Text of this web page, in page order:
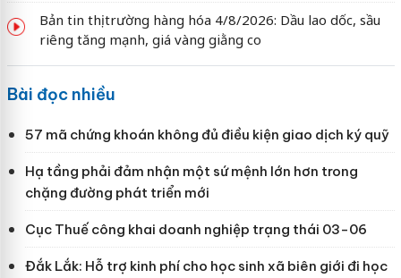
Bản tin thị trường hàng hóa 4/8/2026: Dầu lao dốc, sầu
riêng tăng mạnh, giá vàng giằng co
Bài đọc nhiều
57 mã chứng khoán không đủ điều kiện giao dịch ký quỹ
Hạ tầng phải đảm nhận một sứ mệnh lớn hơn trong
chặng đường phát triển mới
Cục Thuế công khai doanh nghiệp trạng thái 03-06
Đắk Lắk: Hỗ trợ kinh phí cho học sinh xã biên giới đi học